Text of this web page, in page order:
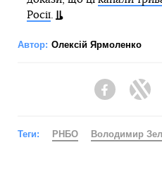
Росії.
Автор: Олексій Ярмоленко
Facebook
Теги: РНБО Володимир